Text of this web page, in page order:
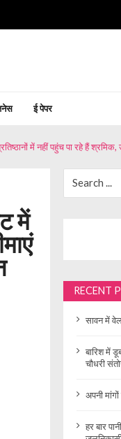
ई पेपर
में नहीं पहुंच पा रहे हैं श्रमिक,
में
for:
RECENT
सावन में
बारिश में
चौधरी
अपनी
हर बार